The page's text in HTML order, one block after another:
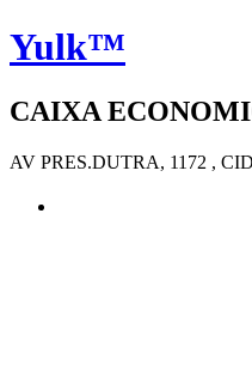
Yulk™
CAIXA
AV PRES.DUTRA, 1172 ,